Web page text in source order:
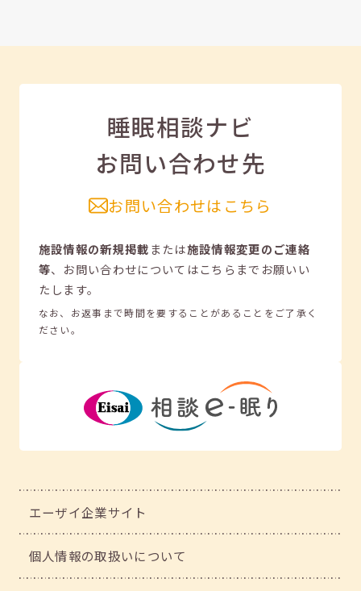
睡眠相談ナビ
お問い合わせ先
お問い合わせはこちら
施設情報の新規掲載または施設情報変更のご連絡
等、 お問い合わせについてはこちらまでお願いい
たします。
なお、お返事まで時間を要することがあることをご了承く
ださい。
エーザイ企業サイト
個人情報の取扱いについて